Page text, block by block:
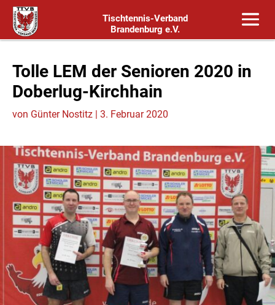
Tischtennis-Verband
Brandenburg e.V.
Tolle LEM der Senioren 2020 in
Doberlug-Kirchhain
von Günter Nostitz | 3. Februar 2020